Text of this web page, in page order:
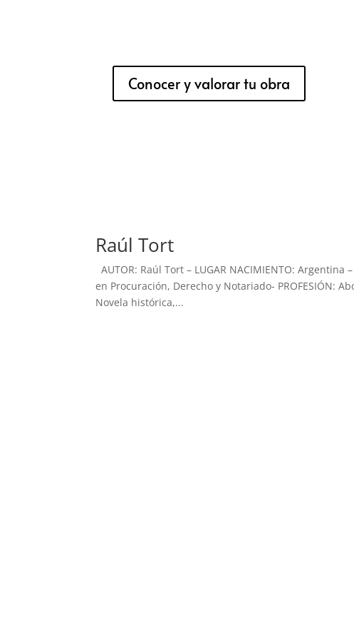
Conocer y valorar tu obra
Raúl Tort
AUTOR: Raúl Tort – LUGAR NACIMIENTO:
en Procuración, Derecho y Notariado- PROFESIÓN:
Novela histórica,...